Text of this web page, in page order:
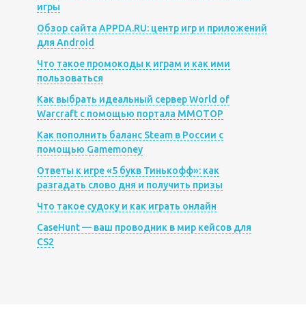
игры
Обзор сайта APPDA.RU: центр игр и приложений
для Android
Что такое промокоды к играм и как ими
пользоваться
Как выбрать идеальный сервер World of
Warcraft с помощью портала MMOTOP
Как пополнить баланс Steam в России с
помощью Gamemoney
Ответы к игре «5 букв Тинькофф»: как
разгадать слово дня и получить призы
Что такое судоку и как играть онлайн
CaseHunt — ваш проводник в мир кейсов для
CS2